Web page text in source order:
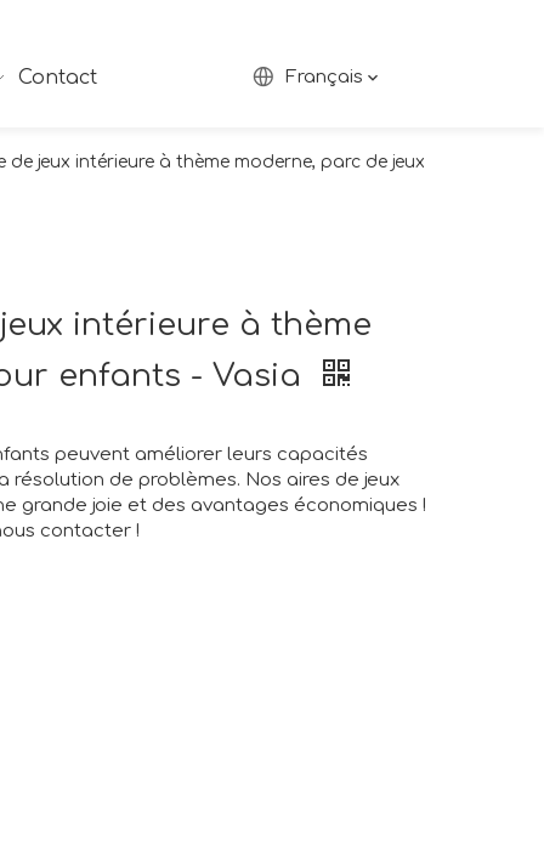
Contact Français
de jeux intérieure à thème moderne, parc de jeux
intérieure à thème
enfants - Vasia
peuvent améliorer leurs capacités
de problèmes. Nos aires de jeux
grande joie et des avantages économiques !
contacter !